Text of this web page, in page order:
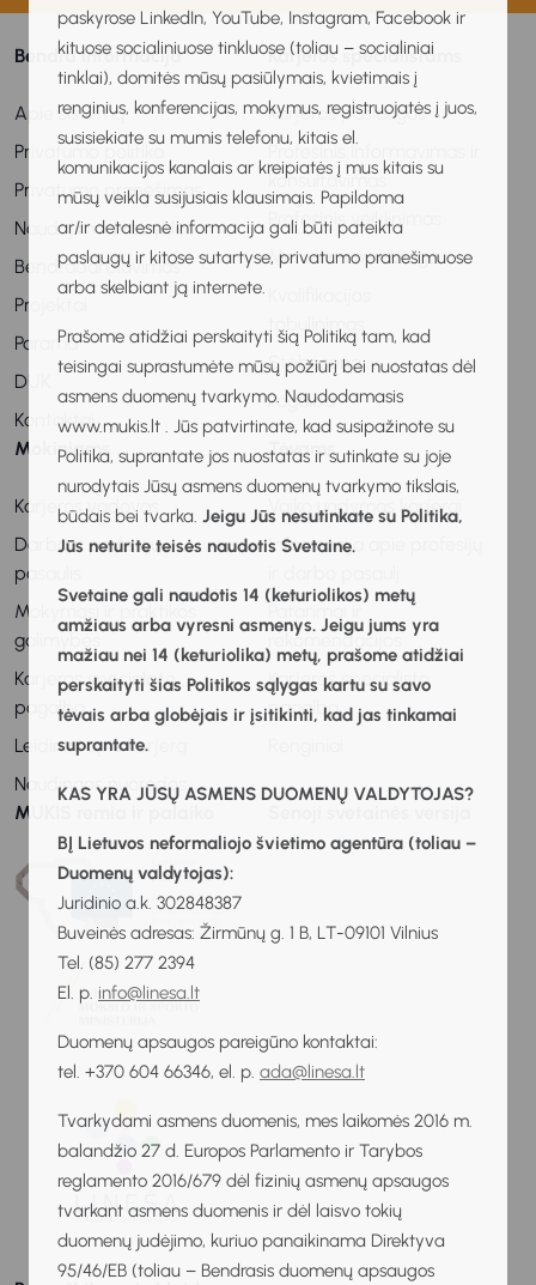
paskyrose LinkedIn, YouTube, Instagram, Facebook ir
kituose socialiniuose tinkluose (toliau – socialiniai
tinklai), domitės mūsų pasiūlymais, kvietimais į
renginius, konferencijas, mokymus, registruojatės į juos,
susisiekiate su mumis telefonu, kitais el.
komunikacijos kanalais ar kreipiatės į mus kitais su
mūsų veikla susijusiais klausimais. Papildoma
ar/ir detalesnė informacija gali būti pateikta
paslaugų ir kitose sutartyse, privatumo pranešimuose
arba skelbiant ją internete.
Prašome atidžiai perskaityti šią Politiką tam, kad
teisingai suprastumėte mūsų požiūrį bei nuostatas dėl
asmens duomenų tvarkymo. Naudodamasis
www.mukis.lt . Jūs patvirtinate, kad susipažinote su
Politika, suprantate jos nuostatas ir sutinkate su joje
nurodytais Jūsų asmens duomenų tvarkymo tikslais,
būdais bei tvarka. Jeigu Jūs nesutinkate su Politika,
Jūs neturite teisės naudotis Svetaine.
Svetaine gali naudotis 14 (keturiolikos) metų
amžiaus arba vyresni asmenys. Jeigu jums yra
mažiau nei 14 (keturiolika) metų, prašome atidžiai
perskaityti šias Politikos sąlygas kartu su savo
tėvais arba globėjais ir įsitikinti, kad jas tinkamai
suprantate.
KAS YRA JŪSŲ ASMENS DUOMENŲ VALDYTOJAS?
BĮ Lietuvos neformaliojo švietimo agentūra (toliau –
Duomenų valdytojas):
Juridinio a.k. 302848387
Buveinės adresas: Žirmūnų g. 1 B, LT-09101 Vilnius
Tel. (85) 277 2394
El. p. info@linesa.lt
Duomenų apsaugos pareigūno kontaktai:
tel. +370 604 66346, el. p. ada@linesa.lt
Tvarkydami asmens duomenis, mes laikomės 2016 m.
balandžio 27 d. Europos Parlamento ir Tarybos
reglamento 2016/679 dėl fizinių asmenų apsaugos
tvarkant asmens duomenis ir dėl laisvo tokių
duomenų judėjimo, kuriuo panaikinama Direktyva
95/46/EB (toliau – Bendrasis duomenų apsaugos
Bendra informacija
Apie sistemą
Privatumo politika
Privatumo pranešimas
Naudojimosi taisyklės
Bendradarbiavimas
Projektai
Parama
DUK
Kontaktai
Karjeros specialistams
Karjeros paslaugos
Profesinis informavimas ir
konsultavimas
Profesinis veiklinimas
Metodinė medžiaga
tobulinimas
Stebėsena
Pagalba
Mokiniams
Karjeros vadovas
Darbo ir profesijų
pasaulis
Mokymosi ir praktikos
galimybės
Karjeros specialisto
pagalba
Leidiniai apie karjerą
Naudingos nuorodos
Tėvams
Vaiko ugdymas karjerai
Informacija apie profesijų
rekomendacijos
Karjeros specialisto
pagalba
MUKIS remia ir palaiko Senoji svetainės versija